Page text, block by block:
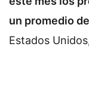
un promedio
Estados